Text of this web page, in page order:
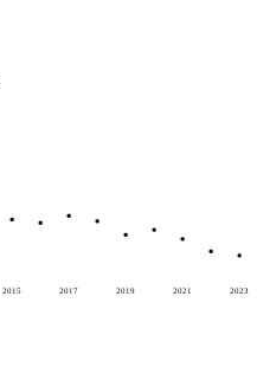
2015 2017 2019 2021 2023